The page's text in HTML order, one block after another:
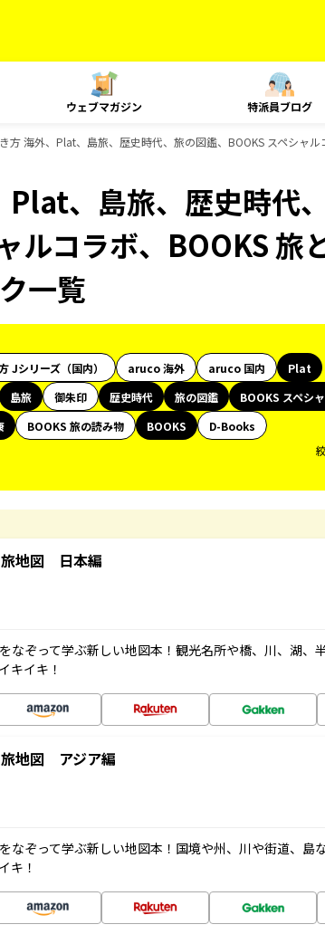
ウェブマガジン 特派員ブログ
方 海外、Plat、島旅、歴史時代、旅の図鑑、BOOKS スペシャ
Plat、島旅、歴史時代
ルコラボ、BOOKS 旅
一覧
Jシリーズ（国内） aruco 海外 aruco 国内
Plat
島旅 御朱印 歴史時代 旅の図鑑
BOOKS スペシ
BOOKS 旅の読み物 BOOKS
D-Books
地図 日本編
なぞって学ぶ新しい地図本！観光名所や橋、川、湖、
キイキ！
地図 アジア編
なぞって学ぶ新しい地図本！国境や州、川や街道、島
キ！